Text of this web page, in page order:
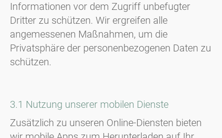
Informationen vor dem Zugriff unbefugter
Dritter zu schützen. Wir ergreifen alle
angemessenen Maßnahmen, um die
Privatsphäre der personenbezogenen Daten zu
schützen.
3.1 Nutzung unserer mobilen Dienste
Zusätzlich zu unseren Online-Diensten bieten